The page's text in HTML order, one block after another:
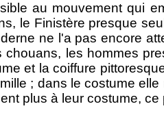
au mouvement qui
le Finistère presque
ne l'a pas encore
les hommes
et la coiffure
; dans le costume
plus à leur costume,